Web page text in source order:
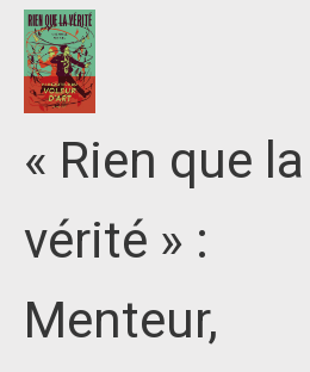
« Rien que la
vérité » :
Menteur,